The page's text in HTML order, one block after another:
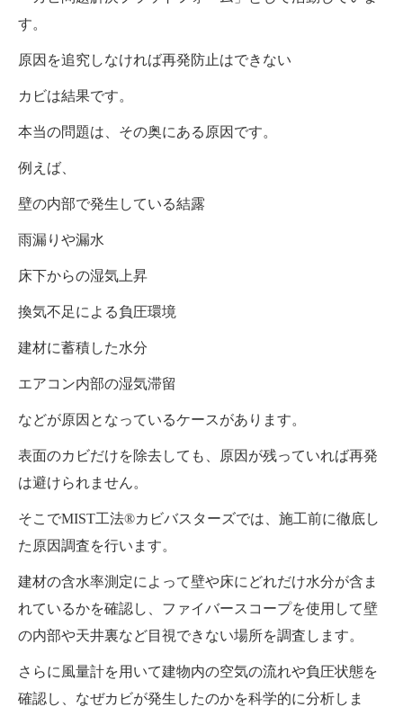
す。
原因を追究しなければ再発防止はできない
カビは結果です。
本当の問題は、その奥にある原因です。
例えば、
壁の内部で発生している結露
雨漏りや漏水
床下からの湿気上昇
換気不足による負圧環境
建材に蓄積した水分
エアコン内部の湿気滞留
などが原因となっているケースがあります。
表面のカビだけを除去しても、原因が残っていれば再発
は避けられません。
そこでMIST工法®カビバスターズでは、施工前に徹底し
た原因調査を行います。
建材の含水率測定によって壁や床にどれだけ水分が含ま
れているかを確認し、ファイバースコープを使用して壁
の内部や天井裏など目視できない場所を調査します。
さらに風量計を用いて建物内の空気の流れや負圧状態を
確認し、なぜカビが発生したのかを科学的に分析しま